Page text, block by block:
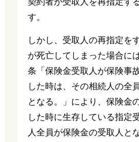
す。
しかし、受取人の再指定を
が死亡してしまった場合に
条「保険金受取人が保険事
した時は、その相続人の全
となる。」により、保険金
した時に生存している指定
人全員が保険金の受取人と